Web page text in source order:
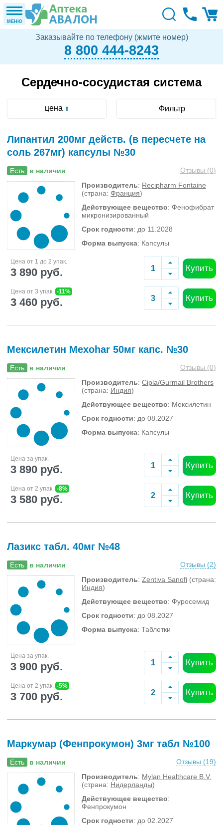
МЕНЮ
Заказывайте по телефону (жмите номер)
8 800 444-8243
Сердечно-сосудистая система
цена Фильтр
Липантил 200мг действ. (в пересчете на
соль 267мг) капсулы №30
Есть в наличии Отзывы (0)
Производитель: Recipharm Fontaine
(страна: Франция)
Действующее вещество: Фенофибрат
микронизированный
Срок годности: до 11.2028
Форма выпуска: Капсулы
Цена от 1 до 2 упак.
3 890 руб. Купить
Цена от 3 упак. -11%
3 460 руб. Купить
Мексилетин Mexohar 50мг капс. №30
Есть в наличии Отзывы (0)
Производитель: Cipla/Gurmail Brothers
(страна: Индия)
Действующее вещество: Мексилетин
Срок годности: до 08.2027
Форма выпуска: Капсулы
Цена за упак.
3 890 руб. Купить
Цена от 2 упак. -8%
3 580 руб. Купить
Лазикс табл. 40мг №48
Есть в наличии Отзывы (2)
Производитель: Zentiva Sanofi (страна:
Индия)
Действующее вещество: Фуросемид
Срок годности: до 08.2027
Форма выпуска: Таблетки
Цена за упак.
3 900 руб. Купить
Цена от 2 упак. -5%
3 700 руб. Купить
Маркумар (Фенпрокумон) 3мг табл №100
Есть в наличии Отзывы (19)
Производитель: Mylan Healthcare B.V.
(страна: Нидерланды)
Действующее вещество:
Фенпрокумон
Срок годности: до 02.2027